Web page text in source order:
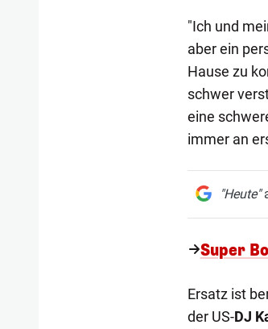
"Ich und
aber ein
Hause zu
schwer
eine
immer an
"Heute"
Super
Ersatz ist
der US-DJ